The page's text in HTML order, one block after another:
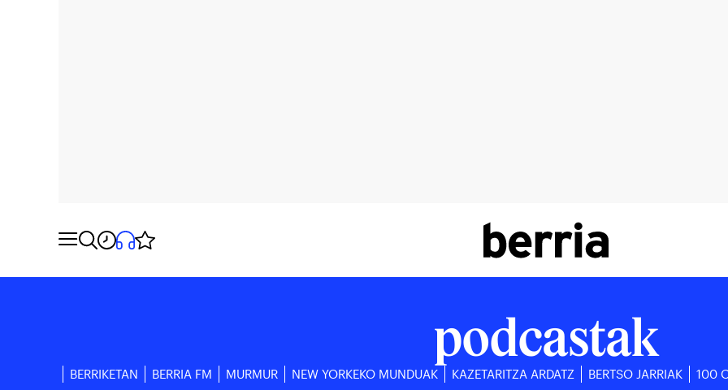
podcastak
BERRIKETAN BERRIA FM MURMUR NEW YORKEKO MUNDUAK KAZETARITZA ARDATZ BERTSO JARRIAK 100